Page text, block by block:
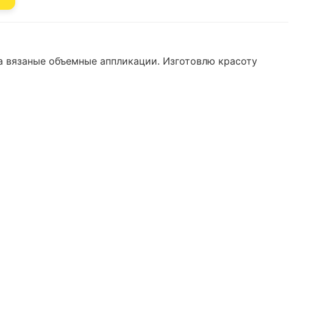
объемные аппликации. Изготовлю красоту